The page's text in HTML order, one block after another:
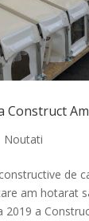
Construct
Noutati
de
am hotarat
2019 a